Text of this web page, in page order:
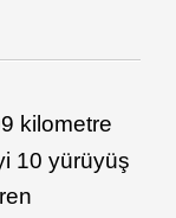
kilometre
10 yürüyüş